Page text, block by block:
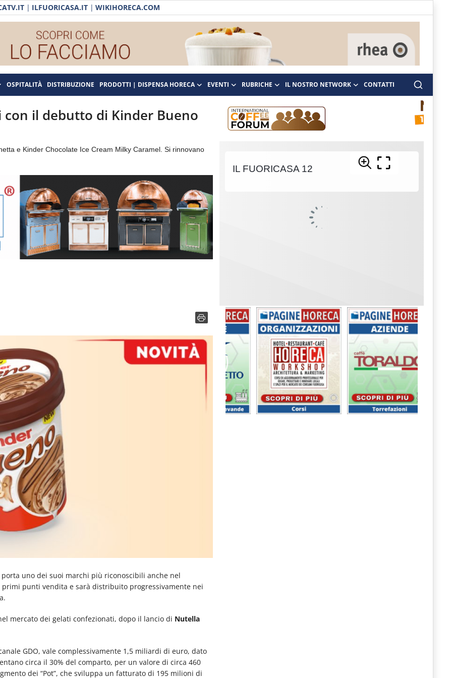
| ILFUORICASA.IT | WIKIHORECA.COM
OSPITALITÀ DISTRIBUZIONE PRODOTTI | DISPENSA HORECA EVENTI RUBRICHE IL NOSTRO NETWORK CONTATTI
il debutto di Kinder Bueno
e Kinder Chocolate Ice Cream Milky Caramel. Si rinnovano
porta uno dei suoi marchi più riconoscibili anche nel
punti vendita e sarà distribuito progressivamente nei
mercato dei gelati confezionati, dopo il lancio di Nutella
GDO, vale complessivamente 1,5 miliardi di euro, dato
circa il 30% del comparto, per un valore di circa 460
dei “Pot”, che sviluppa un fatturato di 195 milioni di